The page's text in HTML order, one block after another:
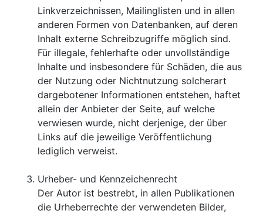
Linkverzeichnissen, Mailinglisten und in allen
anderen Formen von Datenbanken, auf deren
Inhalt externe Schreibzugriffe möglich sind.
Für illegale, fehlerhafte oder unvollständige
Inhalte und insbesondere für Schäden, die aus
der Nutzung oder Nichtnutzung solcherart
dargebotener Informationen entstehen, haftet
allein der Anbieter der Seite, auf welche
verwiesen wurde, nicht derjenige, der über
Links auf die jeweilige Veröffentlichung
lediglich verweist.
Urheber- und Kennzeichenrecht
Der Autor ist bestrebt, in allen Publikationen
die Urheberrechte der verwendeten Bilder,